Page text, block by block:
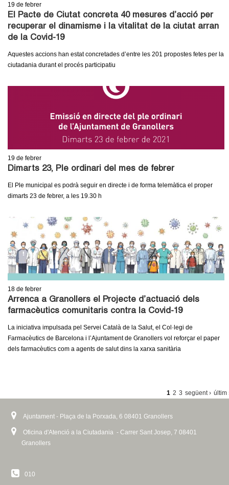
19 de febrer
El Pacte de Ciutat concreta 40 mesures d’acció per
recuperar el dinamisme i la vitalitat de la ciutat arran
de la Covid-19
Aquestes accions han estat concretades d’entre les 201 propostes fetes per la
ciutadania durant el procés participatiu
19 de febrer
Dimarts 23, Ple ordinari del mes de febrer
El Ple municipal es podrà seguir en directe i de forma telemàtica el proper
dimarts 23 de febrer, a les 19.30 h
18 de febrer
Arrenca a Granollers el Projecte d’actuació dels
farmacèutics comunitaris contra la Covid-19
La iniciativa impulsada pel Servei Català de la Salut, el Col·legi de
Farmacèutics de Barcelona i l’Ajuntament de Granollers vol reforçar el paper
dels farmacèutics com a agents de salut dins la xarxa sanitària
G
S
1 2 3 següent › últim
Ajuntament - Plaça de la Porxada, 6 08401 Granollers
Oficina d'Atenció a la Ciutadania - Carrer Sant Josep, 7 08401
Granollers
010